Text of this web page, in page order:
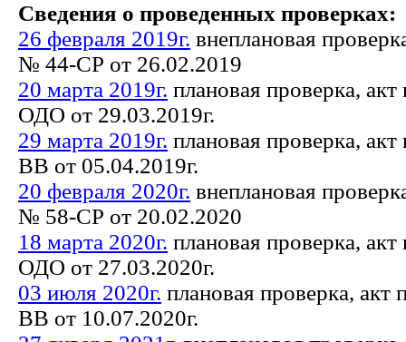
Сведения о проведенных проверках:
26 февраля 2019г. внеплановая
№ 44-СР от 26.02.2019
20 марта 2019г. плановая проверка,
ОДО от 29.03.2019г.
29 марта 2019г. плановая проверка,
ВВ от 05.04.2019г.
20 февраля 2020г. внеплановая
№ 58-СР от 20.02.2020
18 марта 2020г. плановая проверка,
ОДО от 27.03.2020г.
03 июля 2020г. плановая проверка,
ВВ от 10.07.2020г.